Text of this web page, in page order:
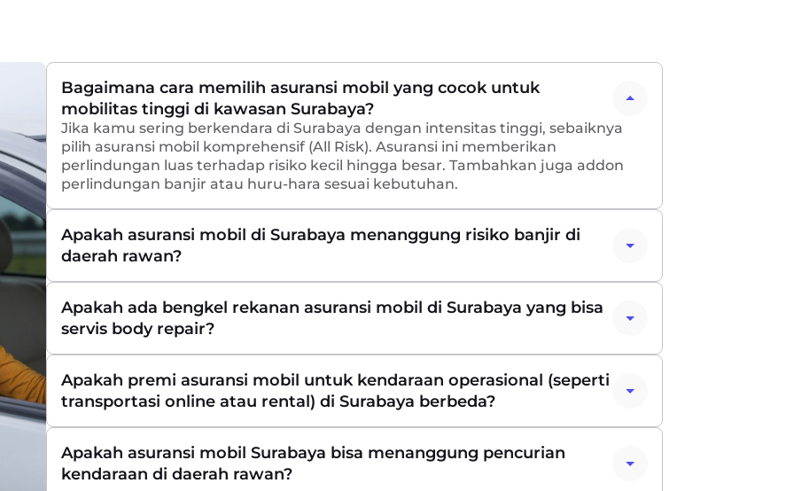
Bagaimana cara memilih asuransi mobil yang cocok untuk
mobilitas tinggi di kawasan Surabaya?
Jika kamu sering berkendara di Surabaya dengan intensitas tinggi, sebaiknya
pilih asuransi mobil komprehensif (All Risk). Asuransi ini memberikan
perlindungan luas terhadap risiko kecil hingga besar. Tambahkan juga addon
perlindungan banjir atau huru-hara sesuai kebutuhan.
Apakah asuransi mobil di Surabaya menanggung risiko banjir di
daerah rawan?
Apakah ada bengkel rekanan asuransi mobil di Surabaya yang bisa
servis body repair?
Apakah premi asuransi mobil untuk kendaraan operasional (seperti
transportasi online atau rental) di Surabaya berbeda?
Apakah asuransi mobil Surabaya bisa menanggung pencurian
kendaraan di daerah rawan?